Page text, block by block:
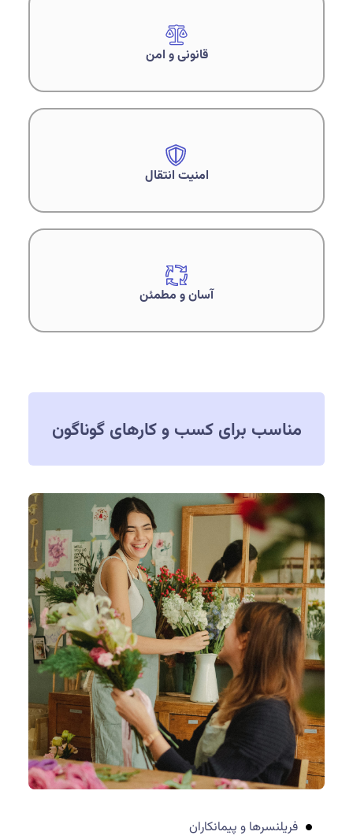
قانونی و امن
امنیت انتقال
آسان و مطمئن
مناسب برای کسب و کارهای گوناگون
فریلنسرها و پیمانکاران